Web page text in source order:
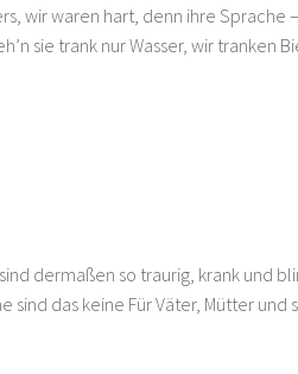
wir waren hart, denn ihre Sprache
sie trank nur Wasser, wir tranken
dermaßen so traurig, krank und
das keine Für Väter, Mütter und